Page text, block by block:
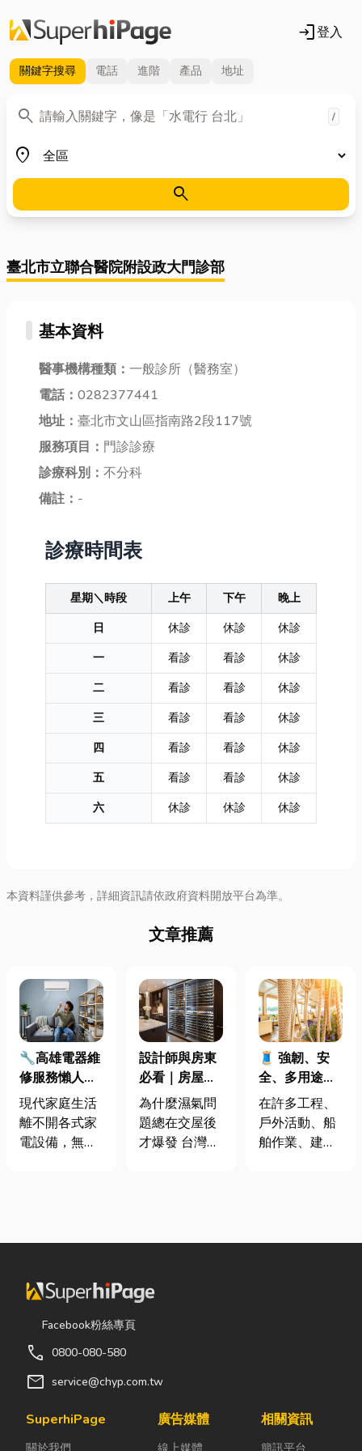
login登入
關鍵字搜尋 電話 進階 產品 地址
search
關鍵字 /
place
地區
search
臺北市立聯合醫院附設政大門診部
基本資料
醫事機構種類： 一般診所（醫務室）
電話： 0282377441
地址： 臺北市文山區指南路2段117號
服務項目： 門診診療
診療科別： 不分科
備註： -
診療時間表
星期＼時段 上午 下午
晚上
日
休診 休診
休診
一
看診 看診
休診
二
看診 看診
休診
三
看診 看診
休診
四
看診 看診
休診
五
看診 看診
休診
六
休診 休診 休診
本資料謹供參考，詳細資訊請依政府資料開放平台為準。
文章推薦
🔧高雄電器維
修服務懶人包
｜冷氣、冰
箱、洗衣機專
業維修
現代家庭生活
離不開各式家
電設備，無論
還是每天幫助
衣機，一旦發
生故障，都可
能嚴重影響日
因此，選擇專
業的高雄電器
僅能快速排除
設計師與房東
必看｜房屋濕
氣重怎麼辦？
全屋除濕機＋
全熱交換器整
為什麼濕氣問
題總在交屋後
才爆發 台灣氣
同步規劃空氣
不到的地方持
間： 精品包、
藏最怕潮濕，
🧵 強韌、安
全、多用途！
從繩索到安全
網的全方位防
護應用指南
在許多工程、
戶外活動、船
舶作業、建築
網」其實都是
關係到安全、
Facebook粉絲專頁
call 0800-080-580
mail service@chyp.com.tw
SuperhiPage
關於我們
廣告媒體
線上媒體
相關資訊
簡訊平台